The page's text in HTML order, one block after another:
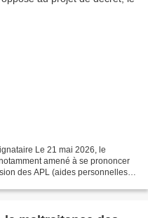
Le 21 mai 2026, le
amené à se prononcer
des APL (aides personnelles